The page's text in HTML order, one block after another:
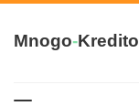
Mnogo-